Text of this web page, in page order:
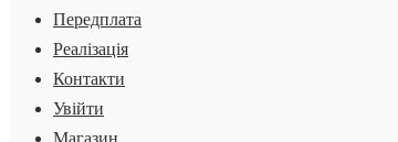
Передплата
Реалізація
Контакти
Увійти
Магазин